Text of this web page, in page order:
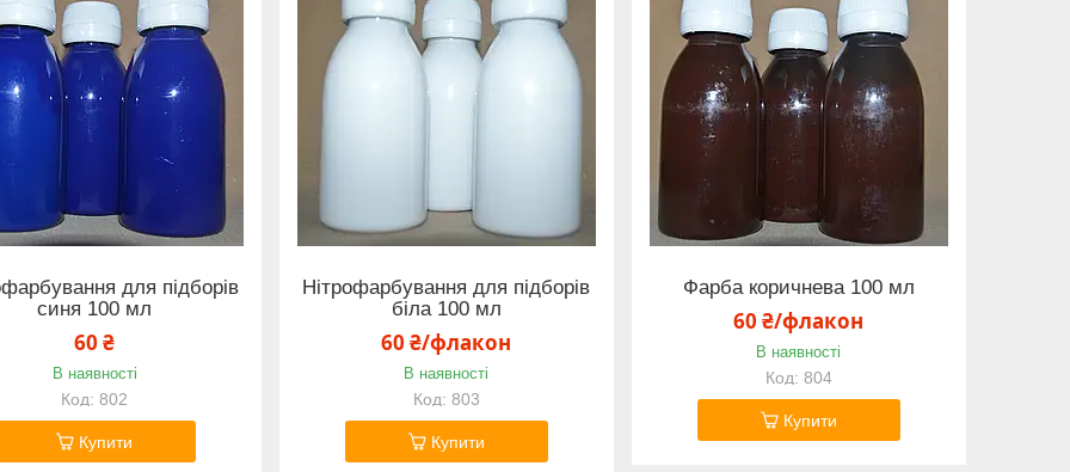
для підборів
синя 100 мл
60 ₴
В наявності
802
Купити
Нітрофарбування для підборів
біла 100 мл
60 ₴/флакон
В наявності
803
Купити
Фарба коричнева 100 мл
60 ₴/флакон
В наявності
804
Купити